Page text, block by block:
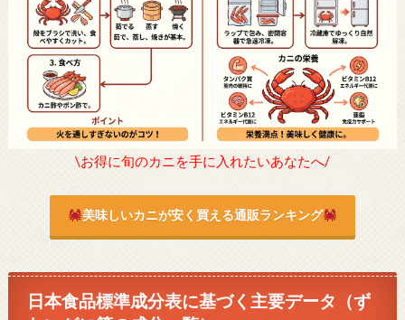
\お得に旬のカニを手に入れたいあなたへ/
美味しいカニが安く買える通販ランキング
日本食品標準成分表に基づく主要データ（ず